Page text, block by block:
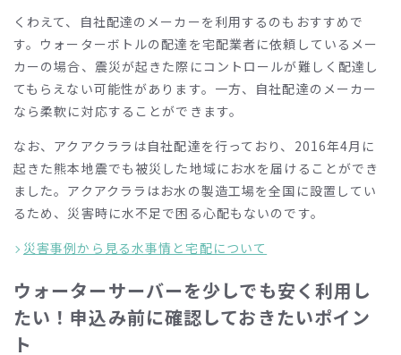
くわえて、自社配達のメーカーを利用するのもおすすめで
す。ウォーターボトルの配達を宅配業者に依頼しているメー
カーの場合、震災が起きた際にコントロールが難しく配達し
てもらえない可能性があります。一方、自社配達のメーカー
なら柔軟に対応することができます。
なお、アクアクララは自社配達を行っており、 2016年4月に
起きた熊本地震でも被災した地域にお水を届けることができ
ました。アクアクララはお水の製造工場を全国に設置してい
るため、災害時に水不足で困る心配もないのです。
災害事例から見る水事情と宅配について
ウォーターサーバーを少しでも安く利用し
たい！申込み前に確認しておきたいポイン
ト